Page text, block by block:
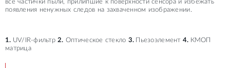
все частички пыли, прилипшие к поверхности сенсора и избежать
появления ненужных следов на захваченном изображении.
1. UV/IR-фильтр2. Оптическое стекло 3. Пьезоэлемент 4. КМОП
матрица